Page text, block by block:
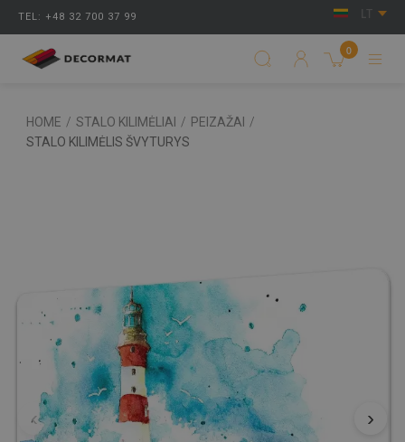
TEL: +48 32 700 37 99
0
HOME / STALO KILIMĖLIAI / PEIZAŽAI
/
STALO KILIMĖLIS ŠVYTURYS
‹ ›